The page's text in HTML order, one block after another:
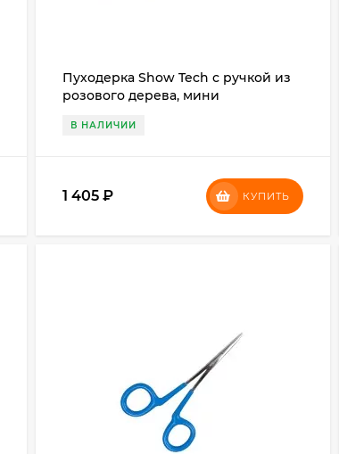
Пуходерка Show Tech с ручкой из
розового дерева, мини
В НАЛИЧИИ
1 405₽ КУПИТЬ